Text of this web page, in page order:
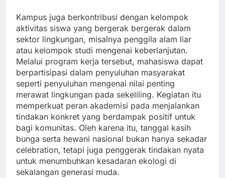
Kampus juga berkontribusi dengan kelompok
aktivitas siswa yang bergerak bergerak dalam
sektor lingkungan, misalnya penggila alam liar
atau kelompok studi mengenai keberlanjutan.
Melalui program kerja tersebut, mahasiswa dapat
berpartisipasi dalam penyuluhan masyarakat
seperti penyuluhan mengenai nilai penting
merawat lingkungan pada sekeliling. Kegiatan itu
memperkuat peran akademisi pada menjalankan
tindakan konkret yang berdampak positif untuk
bagi komunitas. Oleh karena itu, tanggal kasih
bunga serta hewani nasional bukan hanya sekadar
celebration, tetapi juga penggerak tindakan nyata
untuk menumbuhkan kesadaran ekologi di
sekalangan generasi muda.